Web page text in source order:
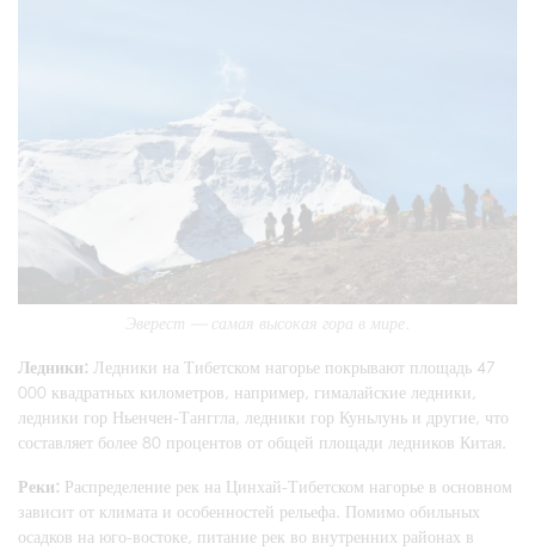
Эверест — самая высокая гора в мире.
Ледники: Ледники на Тибетском нагорье покрывают площадь 47
000 квадратных километров, например, гималайские ледники,
ледники гор Ньенчен-Танггла, ледники гор Куньлунь и другие, что
составляет более 80 процентов от общей площади ледников Китая.
Реки: Распределение рек на Цинхай-Тибетском нагорье в основном
зависит от климата и особенностей рельефа. Помимо обильных
осадков на юго-востоке, питание рек во внутренних районах в